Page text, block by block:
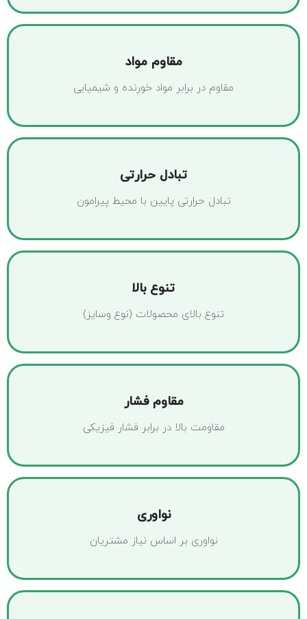
مقاوم مواد
مقاوم در برابر مواد خورنده و شیمیایی
تبادل حرارتی
تبادل حرارتی پایین با محیط پیرامون
تنوع بالا
تنوع بالای محصولات (نوع وسایز)
مقاوم فشار
مقاومت بالا در برابر فشار فیزیکی
نواوری
نواوری بر اساس نیاز مشتریان